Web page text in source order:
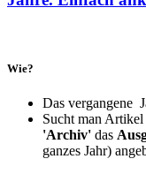
Wie?
Das vergangene
Sucht man
'Archiv' das
ganzes Jahr)